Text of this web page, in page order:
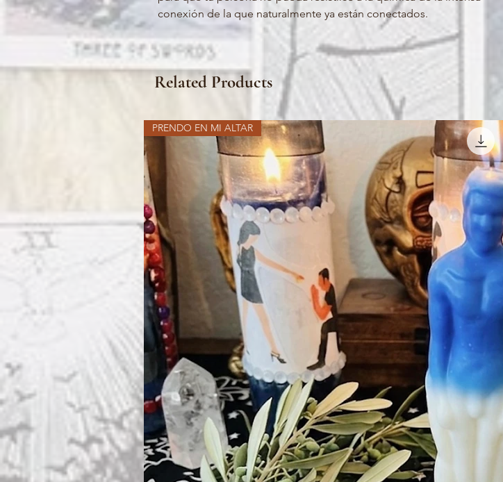
conexión de la que naturalmente ya están conectados.
Related Products
PRENDO EN MI ALTAR